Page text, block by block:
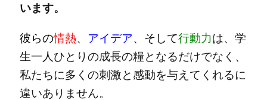
います。
彼らの情熱、 アイデア、 そして行動力は、学
生一人ひとりの成長の糧となるだけでなく、
私たちに多くの刺激と感動を与えてくれるに
違いありません。